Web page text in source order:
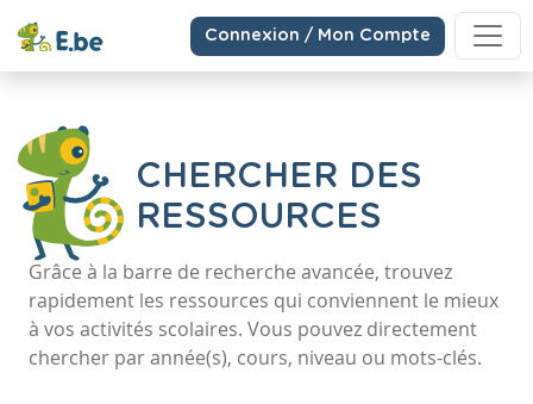
Connexion / Mon Compte
CHERCHER DES
RESSOURCES
Grâce à la barre de recherche avancée, trouvez
rapidement les ressources qui conviennent le mieux
à vos activités scolaires. Vous pouvez directement
chercher par année(s), cours, niveau ou mots-clés.